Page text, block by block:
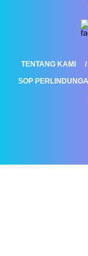
TENTANG KAMI
SOP